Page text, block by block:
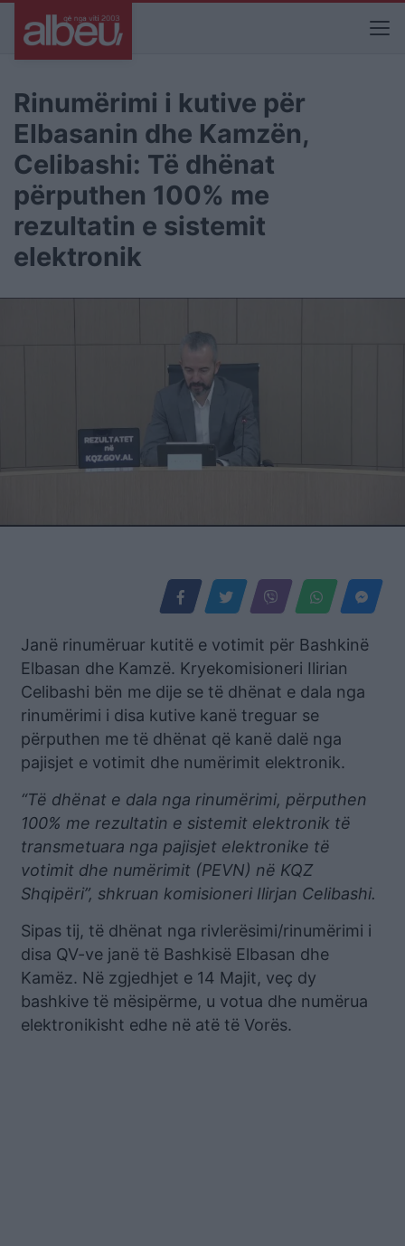
Rinumërimi i kutive për
Elbasanin dhe Kamzën,
Celibashi: Të dhënat
përputhen 100% me
rezultatin e sistemit
elektronik
Janë rinumëruar kutitë e votimit për Bashkinë
Elbasan dhe Kamzë. Kryekomisioneri Ilirian
Celibashi bën me dije se të dhënat e dala nga
rinumërimi i disa kutive kanë treguar se
përputhen me të dhënat që kanë dalë nga
pajisjet e votimit dhe numërimit elektronik.
“Të dhënat e dala nga rinumërimi, përputhen
100% me rezultatin e sistemit elektronik të
transmetuara nga pajisjet elektronike të
votimit dhe numërimit (PEVN) në KQZ
Shqipëri”, shkruan komisioneri Ilirjan Celibashi.
Sipas tij, të dhënat nga rivlerësimi/rinumërimi i
disa QV-ve janë të Bashkisë Elbasan dhe
Kamëz. Në zgjedhjet e 14 Majit, veç dy
bashkive të mësipërme, u votua dhe numërua
elektronikisht edhe në atë të Vorës.